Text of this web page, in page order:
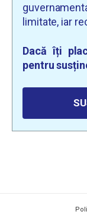
limitate, iar
Dacă îți
pentru